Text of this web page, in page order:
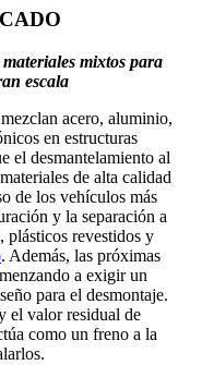
mixtos para
escala
acero, aluminio,
en estructuras
el desmantelamiento al
de alta calidad
de los vehículos más
y la separación a
plásticos revestidos y
. Además, las próximas
a exigir un
para el desmontaje.
el valor residual de
como un freno a la